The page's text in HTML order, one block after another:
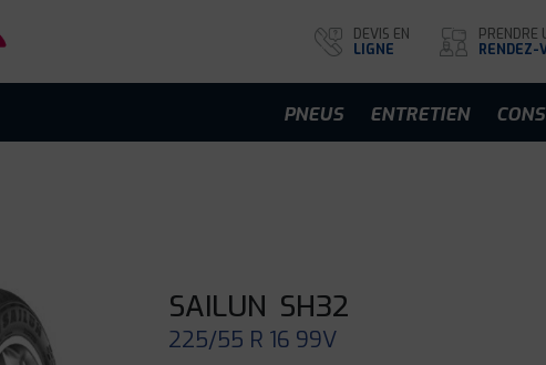
DEVIS EN
LIGNE
PRENDRE
RENDEZ-
PNEUS ENTRETIEN
SAILUN SH32
225/55 R 16 99V